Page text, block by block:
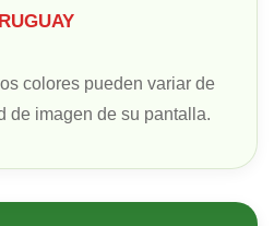
colores pueden variar de
de imagen de su pantalla.